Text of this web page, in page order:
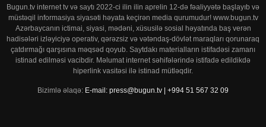
Bugun.tv internet tv və saytı 2022-ci ilin ilin aprelin 12-də fəaliyyətə başlayıb və
müstəqil informasiya siyasəti həyata keçirən media qurumudur! www.bugun.tv
Azərbaycanın ictimai, siyasi, mədəni, xüsusilə sosial həyatında baş verən
hadisələri izləyiciyə operativ, qərəzsiz və vətəndaş-dövlət maraqları qorunaraq
çatdırmağı qarşısına məqsəd qoyub. Saytdakı materialların istifadəsi zamanı
istinad edilməsi vacibdir. Məlumat internet səhifələrində istifadə edildikdə
hiperlink vasitəsi ilə istinad mütləqdir.
Bizimlə əlaqə: E-mail: press@bugun.tv | +994 51 567 32 09